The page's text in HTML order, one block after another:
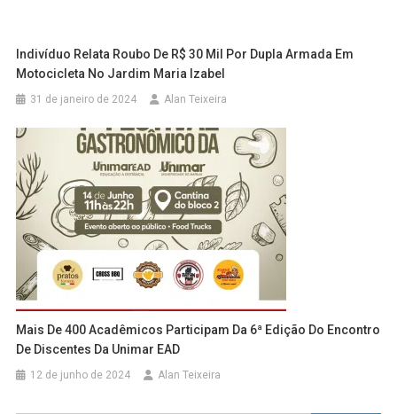
Indivíduo Relata Roubo De R$ 30 Mil Por Dupla Armada Em
Motocicleta No Jardim Maria Izabel
31 de janeiro de 2024 Alan Teixeira
Mais De 400 Acadêmicos Participam Da 6ª Edição Do Encontro
De Discentes Da Unimar EAD
12 de junho de 2024 Alan Teixeira